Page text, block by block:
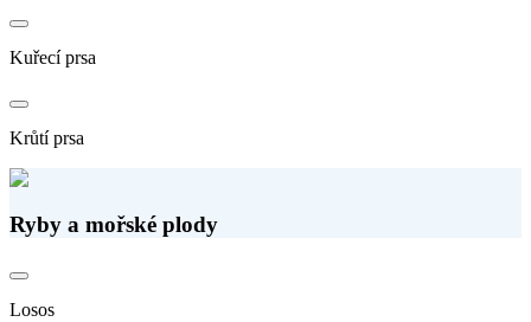
Kuřecí prsa
Krůtí prsa
Ryby a mořské plody
Losos